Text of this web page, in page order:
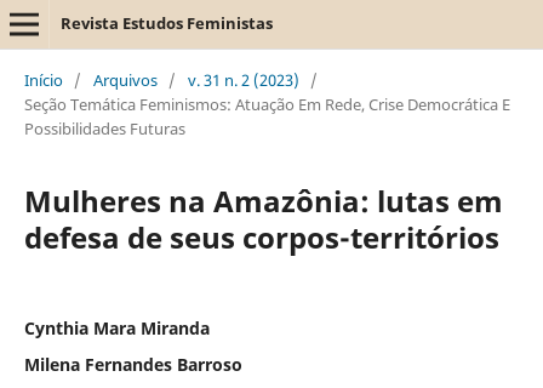
Revista Estudos Feministas
Início / Arquivos / v. 31 n. 2 (2023)
/
Seção Temática Feminismos: Atuação Em Rede, Crise Democrática E
Possibilidades Futuras
Mulheres na Amazônia: lutas em
defesa de seus corpos-territórios
Cynthia Mara Miranda
Milena Fernandes Barroso